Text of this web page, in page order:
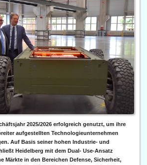
2025/2026 erfolgreich genutzt, um ihre
aufgestellten Technologieunternehmen
Auf Basis seiner hohen Industrie- und
Heidelberg mit dem Dual- Use-Ansatz
Märkte in den Bereichen Defense, Sicherheit,